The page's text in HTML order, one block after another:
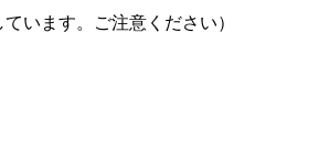
います。ご注意ください）